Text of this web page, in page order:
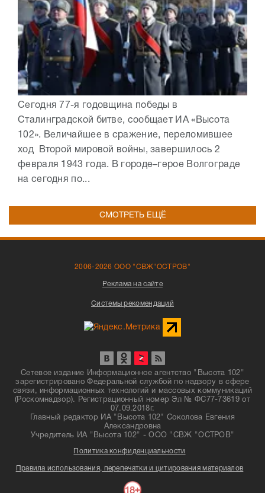
Сегодня 77-я годовщина победы в
Сталинградской битве, сообщает ИА «Высота
102». Величайшее в сражение, переломившее
ход Второй мировой войны, завершилось 2
февраля 1943 года. В городе–герое Волгограде
на сегодня по...
СМОТРЕТЬ ЕЩЁ
2006-2026 ООО "СВЖ"ОСТРОВ"
Реклама на сайте
Системы рекомендаций
Сетевое издание Информационное агентство "Высота 102"
зарегистрировано Федеральной службой по надзору в сфере
связи, информационных технологий и массовых коммуникаций
(Роскомнадзор). Регистрационный номер Эл № ФС77-73619 от
07.09.2018г.
Главный редактор ИА "Высота 102" Соколова Евгения
Александровна
Учредитель ИА "Высота 102" - ООО "СВЖ "ОСТРОВ"
Политика конфиденциальности
Правила использования, перепечатки и цитирования материалов